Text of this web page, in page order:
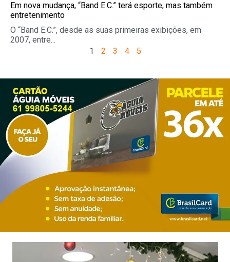
Em nova mudança, “Band E.C.” terá esporte, mas também
entretenimento
O “Band E.C.”, desde as suas primeiras exibições, em
2007, entre...
1 2 3 4 5